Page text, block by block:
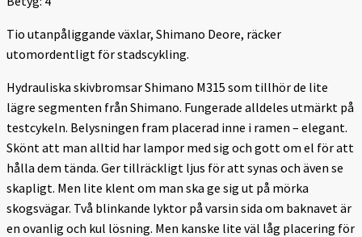
Tio utanpåliggande växlar, Shimano Deore, räcker
utomordentligt för stadscykling.
Hydrauliska skiv­bromsar Shimano M315 som tillhör de lite
lägre segmenten från Shimano. Fungerade alldeles utmärkt på
testcykeln. Belysningen fram placerad inne i ramen – elegant.
Skönt att man alltid har lampor med sig och gott om el för att
hålla dem tända. Ger tillräckligt ljus för att synas och även se
skapligt. Men lite klent om man ska ge sig ut på mörka
skogsvägar. Två blinkande lyktor på varsin sida om baknavet är
en ovanlig och kul lösning. Men kanske lite väl låg placering för